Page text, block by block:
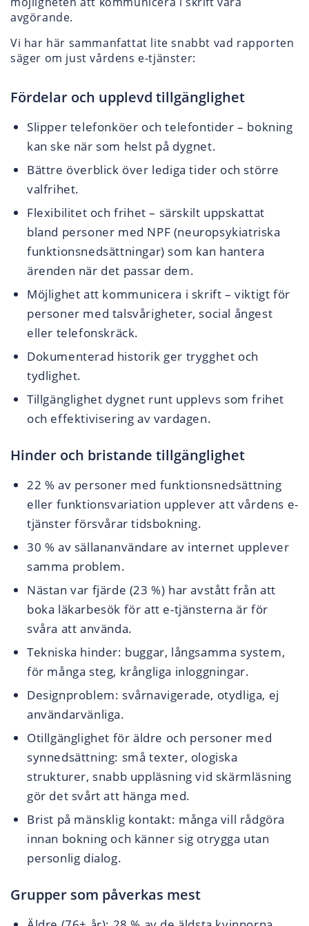
avgörande.
Vi har här sammanfattat lite snabbt vad rapporten
säger om just vårdens e-tjänster:
Fördelar och upplevd tillgänglighet
Slipper telefonköer och telefontider – bokning
kan ske när som helst på dygnet.
Bättre överblick över lediga tider och större
valfrihet.
Flexibilitet och frihet – särskilt uppskattat
bland personer med NPF (neuropsykiatriska
funktionsnedsättningar) som kan hantera
ärenden när det passar dem.
Möjlighet att kommunicera i skrift – viktigt för
personer med talsvårigheter, social ångest
eller telefonskräck.
Dokumenterad historik ger trygghet och
tydlighet.
Tillgänglighet dygnet runt upplevs som frihet
och effektivisering av vardagen.
Hinder och bristande tillgänglighet
22 % av personer med funktionsnedsättning
eller funktionsvariation upplever att vårdens e-
tjänster försvårar tidsbokning.
30 % av sällananvändare av internet upplever
samma problem.
Nästan var fjärde (23 %) har avstått från att
boka läkarbesök för att e-tjänsterna är för
svåra att använda.
Tekniska hinder: buggar, långsamma system,
för många steg, krångliga inloggningar.
Designproblem: svårnavigerade, otydliga, ej
användarvänliga.
Otillgänglighet för äldre och personer med
synnedsättning: små texter, ologiska
strukturer, snabb uppläsning vid skärmläsning
gör det svårt att hänga med.
Brist på mänsklig kontakt: många vill rådgöra
innan bokning och känner sig otrygga utan
personlig dialog.
Grupper som påverkas mest